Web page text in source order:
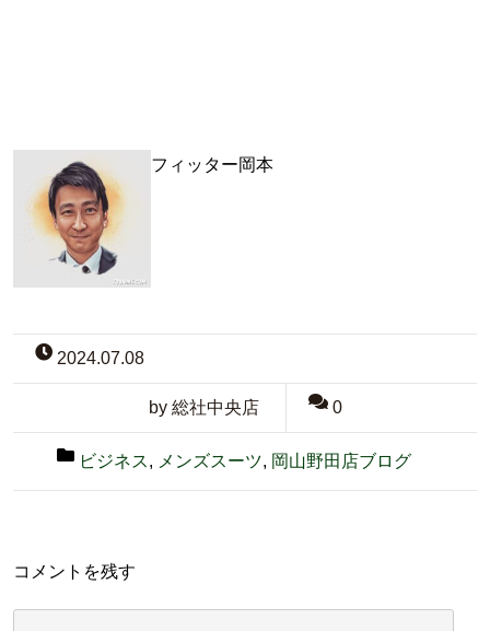
フィッター岡本
2024.07.08
by 総社中央店 0
ビジネス, メンズスーツ, 岡山野田店ブログ
コメントを残す